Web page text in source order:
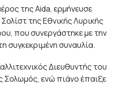
της Aida, ερμήνευσε
της Εθνικής Λυρικής
που συνεργάστηκε με την
συγκεκριμένη συναυλία.
Διευθυντής του
ενώ πιάνο έπαιξε